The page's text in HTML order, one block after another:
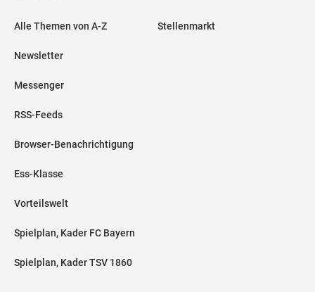
Alle Themen von A-Z
Newsletter
Messenger
RSS-Feeds
Browser-Benachrichtigung
Ess-Klasse
Vorteilswelt
Spielplan, Kader FC Bayern
Spielplan, Kader TSV 1860
Stellenmarkt